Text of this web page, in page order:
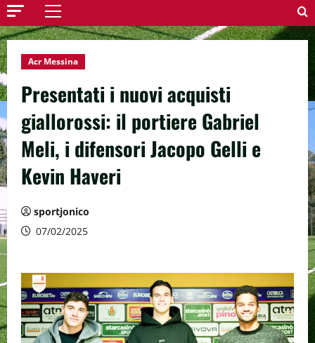
Menu
principale
Acr Messina
Presentati i nuovi acquisti
giallorossi: il portiere Gabriel
Meli, i difensori Jacopo Gelli e
Kevin Haveri
sportjonico
07/02/2025